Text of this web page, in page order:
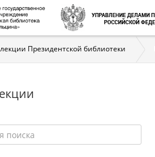
Президентской библиотеки